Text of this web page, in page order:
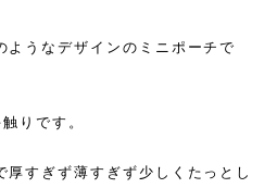
ようなデザインのミニポーチで
りです。
厚すぎず薄すぎず少しくたっとし